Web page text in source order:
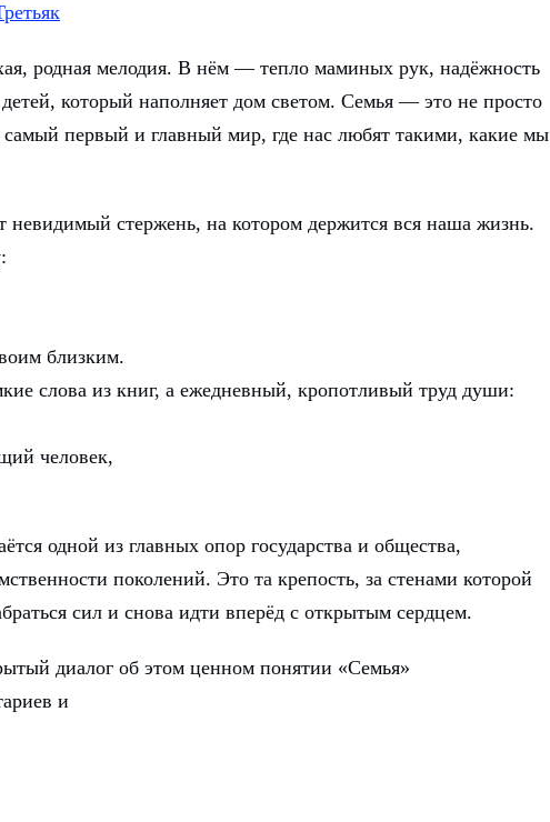
родная мелодия. В нём — тепло маминых рук, надёжность
который наполняет дом светом. Семья — это не просто
первый и главный мир, где нас любят такими, какие мы
невидимый стержень, на котором держится вся наша жизнь.
близким.
слова из книг, а ежедневный, кропотливый труд души:
человек,
одной из главных опор государства и общества,
поколений. Это та крепость, за стенами которой
сил и снова идти вперёд с открытым сердцем.
диалог об этом ценном понятии «Семья»
и